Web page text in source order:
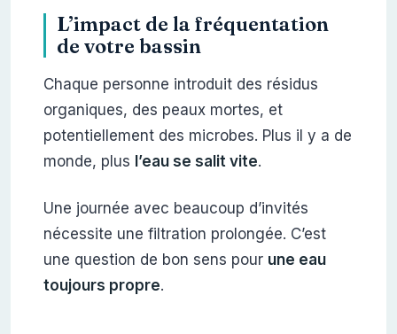
L’impact de la fréquentation
de votre bassin
Chaque personne introduit des résidus
organiques, des peaux mortes, et
potentiellement des microbes. Plus il y a de
monde, plus l’eau se salit vite.
Une journée avec beaucoup d’invités
nécessite une filtration prolongée. C’est
une question de bon sens pour une eau
toujours propre.